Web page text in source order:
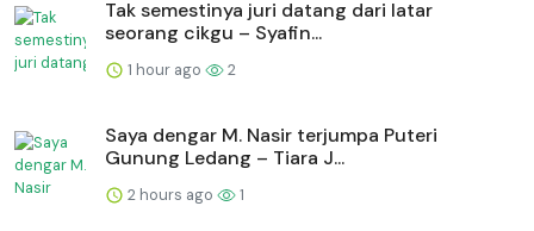
Tak semestinya juri datang dari latar
seorang cikgu – Syafin...
1 hour ago 2
Saya dengar M. Nasir terjumpa Puteri
Gunung Ledang – Tiara J...
2 hours ago 1